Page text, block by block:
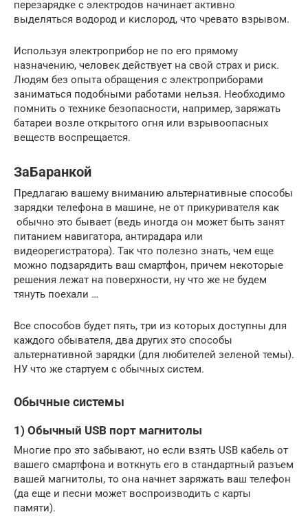
перезарядке с электродов начинает активно
выделяться водород и кислород, что чревато взрывом.
Используя электроприбор не по его прямому
назначению, человек действует на свой страх и риск.
Людям без опыта обращения с электроприборами
заниматься подобными работами нельзя. Необходимо
помнить о технике безопасности, например, заряжать
батареи возле открытого огня или взрывоопасных
веществ воспрещается.
ЗаБаранкой
Предлагаю вашему вниманию альтернативные способы
зарядки телефона в машине, не от прикуривателя как
обычно это бывает (ведь иногда он может быть занят
питанием навигатора, антирадара или
видеорегистратора). Так что полезно знать, чем еще
можно подзарядить ваш смартфон, причем некоторые
решения лежат на поверхности, ну что же не будем
тянуть поехали …
Все способов будет пять, три из которых доступны для
каждого обывателя, два других это способы
альтернативной зарядки (для любителей зеленой темы).
НУ что же стартуем с обычных систем.
Обычные системы
1) Обычный USB порт магнитолы
Многие про это забывают, но если взять USB кабель от
вашего смартфона и воткнуть его в стандартный разъем
вашей магнитолы, то она начнет заряжать ваш телефон
(да еще и песни может воспроизводить с карты
памяти).